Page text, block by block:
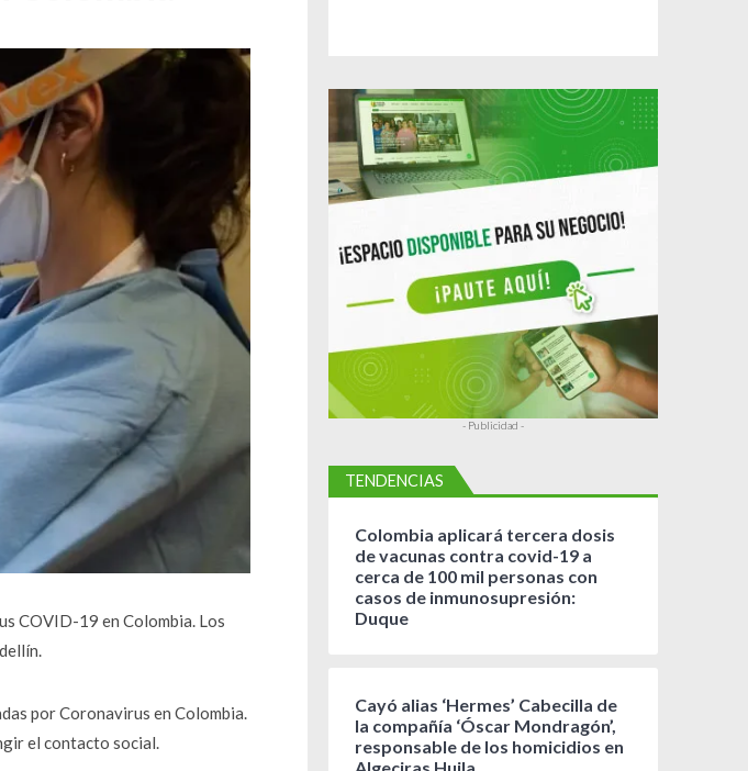
COVID-19 en Colombia. Los
por Coronavirus en Colombia.
el contacto social.
- Publicidad -
TENDENCIAS
Colombia aplicará tercera dosis
de vacunas contra covid-19 a
cerca de 100 mil personas con
casos de inmunosupresión:
Duque
Cayó alias ‘Hermes’ Cabecilla de
la compañía ‘Óscar Mondragón’,
responsable de los homicidios en